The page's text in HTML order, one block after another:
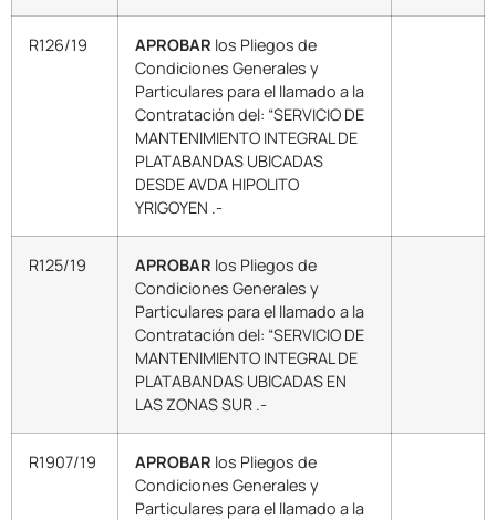
R126/19 APROBAR los Pliegos de
Condiciones Generales y
Particulares para el llamado a la
Contratación del: “SERVICIO DE
MANTENIMIENTO INTEGRAL DE
PLATABANDAS UBICADAS
DESDE AVDA HIPOLITO
YRIGOYEN .-
R125/19 APROBAR los Pliegos de
Condiciones Generales y
Particulares para el llamado a la
Contratación del: “SERVICIO DE
MANTENIMIENTO INTEGRAL DE
PLATABANDAS UBICADAS EN
LAS ZONAS SUR .-
R1907/19 APROBAR los Pliegos de
Condiciones Generales y
Particulares para el llamado a la